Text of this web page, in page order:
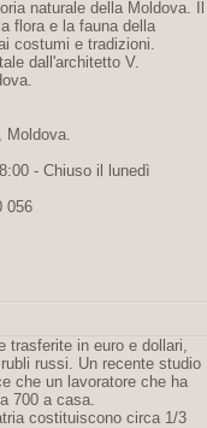
naturale della Moldova. Il
flora e la fauna della
costumi e tradizioni.
dall'architetto V.
Moldova.
- Chiuso il lunedì
056
trasferite in euro e dollari,
russi. Un recente studio
che un lavoratore che ha
700 a casa.
costituiscono circa 1/3